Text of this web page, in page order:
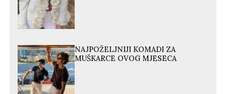
NAJPOŽELJNIJI KOMADI ZA
MUŠKARCE OVOG MJESECA